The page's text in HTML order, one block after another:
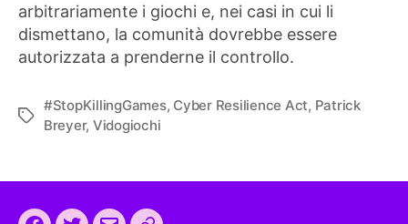
arbitrariamente i giochi e, nei casi in cui li
dismettano, la comunità dovrebbe essere
autorizzata a prenderne il controllo.
Tag
#StopKillingGames, Cyber Resilience Act, Patrick
Breyer, Vidogiochi